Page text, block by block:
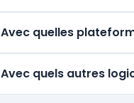
Avec quelles
Avec quels autres